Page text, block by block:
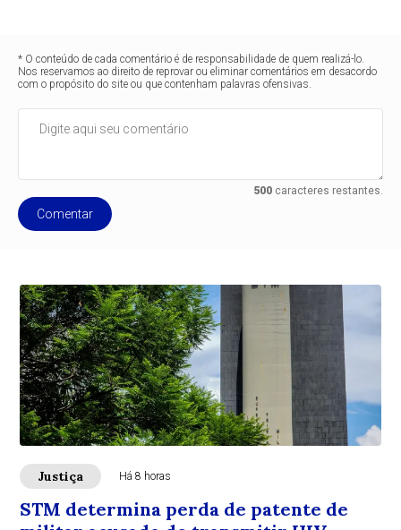
* O conteúdo de cada comentário é de responsabilidade de quem realizá-lo.
Nos reservamos ao direito de reprovar ou eliminar comentários em desacordo
com o propósito do site ou que contenham palavras ofensivas.
500caracteres restantes.
Comentar
Justiça Há 8 horas
STM determina perda de patente de